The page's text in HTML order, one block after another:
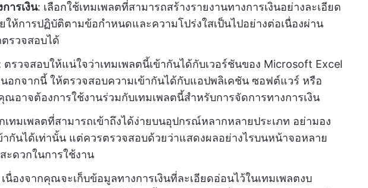
ารเงิน: เลือกใช้เทมเพลตที่สามารถสร้างรายงานทางการเงินอย่างละเอียด
ให้การปฏิบัติตามข้อกำหนดและความโปร่งใสเป็นไปอย่างต่อเนื่องผ่าน
รวจสอบได้
ตรวจสอบให้แน่ใจว่าเทมเพลตนี้เข้ากันได้กับเวอร์ชันของ Microsoft Excel
อกจากนี้ ให้ตรวจสอบความเข้ากันได้กับแอปพลิเคชัน ซอฟต์แวร์ หรือ
อาจต้องการใช้งานร่วมกับเทมเพลตนี้สำหรับการจัดการทางการเงิน
เทมเพลตที่สามารถเข้าถึงได้ง่ายบนอุปกรณ์หลากหลายประเภท อย่ามอง
ากันได้เท่านั้น แต่ควรตรวจสอบด้วยว่าแสดงผลอย่างไรบนหน้าจอหลาย
ะดวกในการใช้งาน
เนื่องจากคุณจะเก็บข้อมูลทางการเงินที่ละเอียดอ่อนไว้ในเทมเพลตงบ